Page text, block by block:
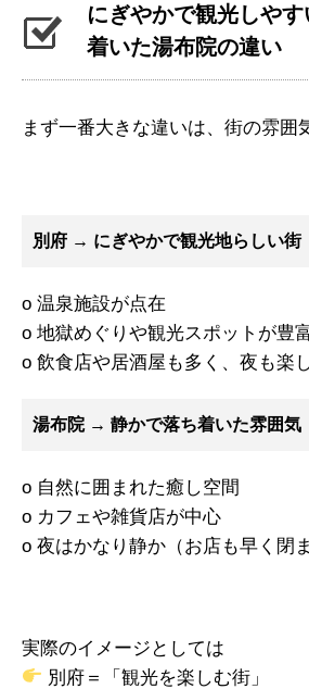
にぎやかで観光しや
着いた湯布院の違い
まず一番大きな違いは、街の雰囲
別府 → にぎやかで観光地らしい街
o 温泉施設が点在
o 地獄めぐりや観光スポットが豊
o 飲食店や居酒屋も多く、夜も楽
湯布院 → 静かで落ち着いた雰囲気
o 自然に囲まれた癒し空間
o カフェや雑貨店が中心
o 夜はかなり静か（お店も早く閉ま
実際のイメージとしては
別府＝「観光を楽しむ街」